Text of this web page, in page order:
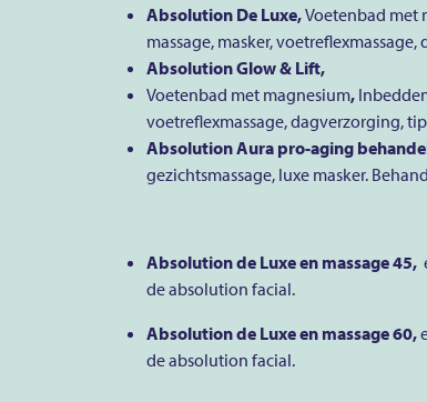
Absolution De Luxe,Voetenbad met
massage, masker,
Absolution Glow & Lift,
Voetenbad met magnesium,
voetreflexmassage, dagverzorging,
Absolution Aura pro-aging
gezichtsmassage, luxe masker.
Absolution de Luxe en massage 45,
de absolution facial.
Absolution de Luxe en massage 60,
de absolution facial.